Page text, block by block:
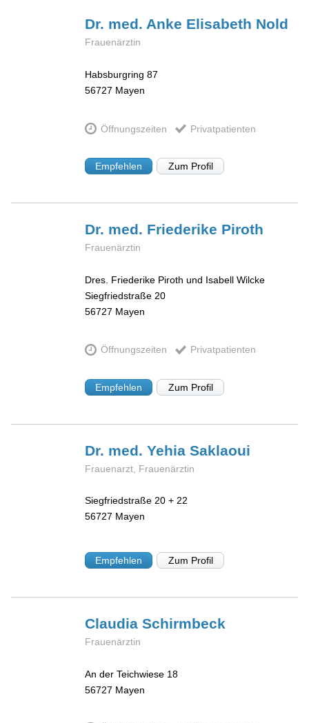
Dr. med. Anke Elisabeth Nold
Frauenärztin
Habsburgring 87
56727 Mayen
Öffnungszeiten Privatpatienten
Empfehlen Zum Profil
Dr. med. Friederike Piroth
Frauenärztin
Dres. Friederike Piroth und Isabell Wilcke
Siegfriedstraße 20
56727 Mayen
Öffnungszeiten Privatpatienten
Empfehlen Zum Profil
Dr. med. YehiaSaklaoui
Frauenarzt, Frauenärztin
Siegfriedstraße 20 + 22
56727 Mayen
Empfehlen Zum Profil
ClaudiaSchirmbeck
Frauenärztin
An der Teichwiese 18
56727 Mayen